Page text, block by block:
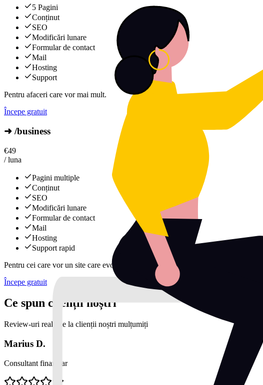
5 Pagini
Conținut
SEO
Modificări lunare
Formular de contact
Mail
Hosting
Support
Pentru afaceri care vor mai mult.
Începe gratuit
➜ /business
€49
/ luna
Pagini multiple
Conținut
SEO
Modificări lunare
Formular de contact
Mail
Hosting
Support rapid
Pentru cei care vor un site care evoluează constant.
Începe gratuit
Ce spun clienții noștri
Review-uri reale de la clienții noștri mulțumiți
Marius D.
Consultant financiar